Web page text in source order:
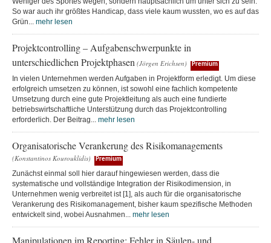
So war auch ihr größtes Handicap, dass viele kaum wussten, wo es auf das
Grün... mehr lesen
Projektcontrolling – Aufgabenschwerpunkte in
unterschiedlichen Projektphasen (Jörgen Erichsen) Premium
In vielen Unternehmen werden Aufgaben in Projektform erledigt. Um diese
erfolgreich umsetzen zu können, ist sowohl eine fachlich kompetente
Umsetzung durch eine gute Projektleitung als auch eine fundierte
betriebswirtschaftliche Unterstützung durch das Projektcontrolling
erforderlich. Der Beitrag... mehr lesen
Organisatorische Verankerung des Risikomanagements
(Konstantinos Kourouklidis) Premium
Zunächst einmal soll hier darauf hingewiesen werden, dass die
systematische und vollständige Integration der Risikodimension, in
Unternehmen wenig verbreitet ist [1], als auch für die organisatorische
Verankerung des Risikomanagement, bisher kaum spezifische Methoden
entwickelt sind, wobei Ausnahmen... mehr lesen
Manipulationen im Reporting: Fehler in Säulen- und